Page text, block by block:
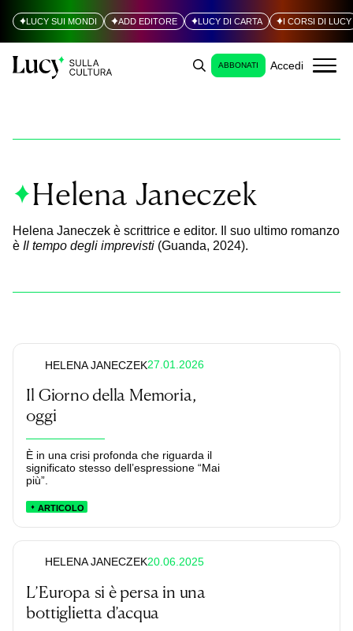
LUCY SUI MONDI ADD EDITORE LUCY DI CARTA I CORSI DI LUCY
ABBONATI Accedi
Helena Janeczek
Helena Janeczek è scrittrice e editor. Il suo ultimo romanzo
èIl tempo degli imprevisti (Guanda, 2024).
HELENA JANECZEK27.01.2026
Il Giorno della Memoria,
oggi
È in una crisi profonda che riguarda il
significato stesso dell’espressione “Mai
più”.
ARTICOLO
HELENA JANECZEK20.06.2025
L’Europa si è persa in una
bottiglietta d’acqua